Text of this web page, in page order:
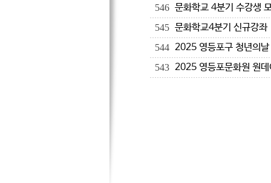
546 문화학교 4분기 수강생
545 문화학교4분기 신규강좌
544 2025 영등포구 청년의날
543 2025 영등포문화원 원